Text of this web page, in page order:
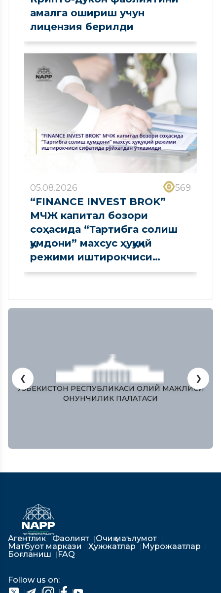
амалга ошириш учун
лицензия берилди
05.08.2026 569
“FINANCE INVEST BROK”
МЧЖ капитал бозори
соҳасида “Тартибга солиш
қумдони” махсус ҳуқуқий
режими иштирокчиси
сифатида рўйхатдан
ЎЗБЕКИСТОН РЕСПУБЛИКAСИ ОЛИЙ МAЖЛИСИ
ҚОНУНЧИЛИК ПAЛAТAСИ
❮ ❯
Агентлик Фаолият
Очиқ маълумот
Матбуот маркази
Ҳужжатлар
Мурожаатлар
Боғланиш
FAQ
Follow us on: